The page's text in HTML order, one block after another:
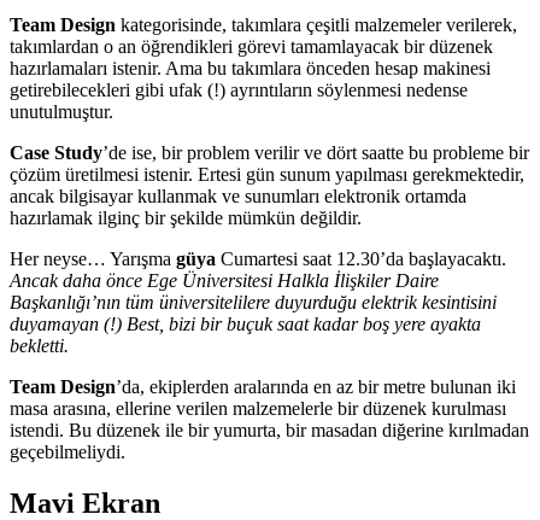
Team Design kategorisinde, takımlara çeşitli malzemeler verilerek,
takımlardan o an öğrendikleri görevi tamamlayacak bir düzenek
hazırlamaları istenir. Ama bu takımlara önceden hesap makinesi
getirebilecekleri gibi ufak (!) ayrıntıların söylenmesi nedense
unutulmuştur.
Case Study’de ise, bir problem verilir ve dört saatte bu probleme bir
çözüm üretilmesi istenir. Ertesi gün sunum yapılması gerekmektedir,
ancak bilgisayar kullanmak ve sunumları elektronik ortamda
hazırlamak ilginç bir şekilde mümkün değildir.
Her neyse… Yarışma güya Cumartesi saat 12.30’da başlayacaktı.
Ancak daha önce Ege Üniversitesi Halkla İlişkiler Daire
Başkanlığı’nın tüm üniversitelilere duyurduğu elektrik kesintisini
duyamayan (!) Best, bizi bir buçuk saat kadar boş yere ayakta
bekletti.
Team Design’da, ekiplerden aralarında en az bir metre bulunan iki
masa arasına, ellerine verilen malzemelerle bir düzenek kurulması
istendi. Bu düzenek ile bir yumurta, bir masadan diğerine kırılmadan
geçebilmeliydi.
Mavi Ekran